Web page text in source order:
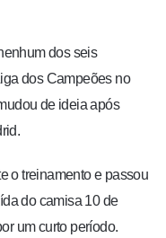
dos seis
dos Campeões no
de ideia após
o treinamento e passou
do camisa 10 de
um curto período.